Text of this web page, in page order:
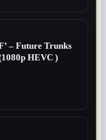
– Future Trunks
HEVC )